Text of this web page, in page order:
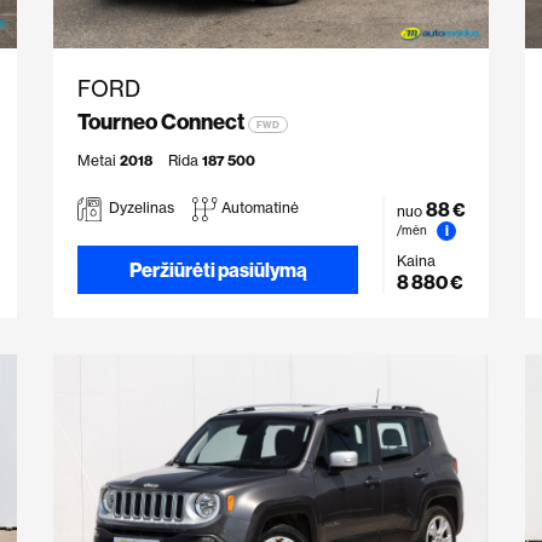
FORD
Tourneo Connect
FWD
Metai 2018 Rida 187 500
Dyzelinas Automatinė
Peržiūrėti pasiūlymą
nuo 88 €
/mėn
i
Kaina
8 880 €